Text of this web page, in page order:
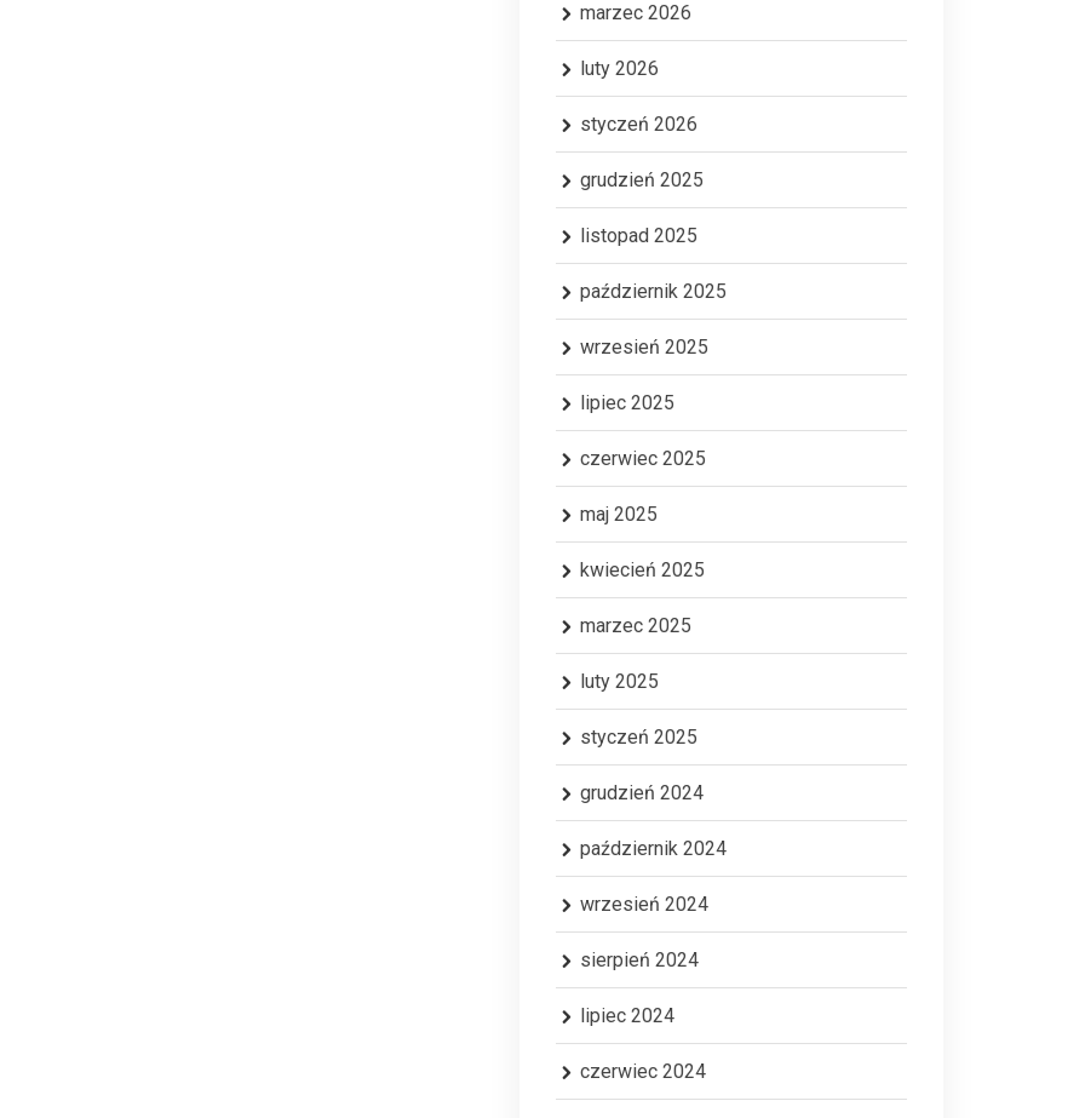
marzec 2026
luty 2026
styczeń 2026
grudzień 2025
listopad 2025
październik 2025
wrzesień 2025
lipiec 2025
czerwiec 2025
maj 2025
kwiecień 2025
marzec 2025
luty 2025
styczeń 2025
grudzień 2024
październik 2024
wrzesień 2024
sierpień 2024
lipiec 2024
czerwiec 2024